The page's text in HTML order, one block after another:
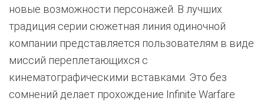
новые возможности персонажей. В лучших
традиция серии сюжетная линия одиночной
компании представляется пользователям в виде
миссий переплетающихся с
кинематографическими вставками. Это без
сомнений делает прохождение Infinite Warfare